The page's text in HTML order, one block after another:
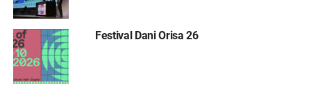
Festival Dani Orisa 26